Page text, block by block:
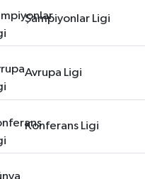
Şampiyonlar Ligi
Avrupa Ligi
Konferans Ligi